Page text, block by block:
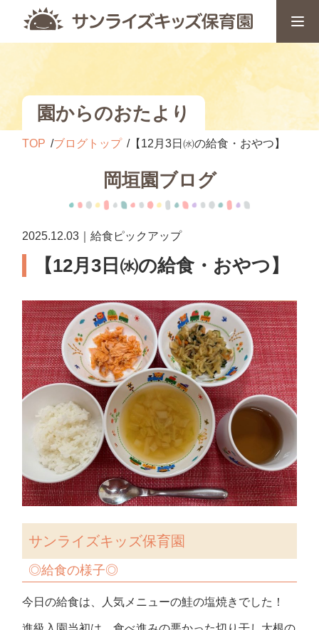
園からのおたより
TOP ブログトップ 【12月3日㈬の給食・おやつ】
岡垣園ブログ
2025.12.03｜給食ピックアップ
【12月3日㈬の給食・おやつ】
サンライズキッズ保育園
◎給食の様子◎
今日の給食は、人気メニューの鮭の塩焼きでした！